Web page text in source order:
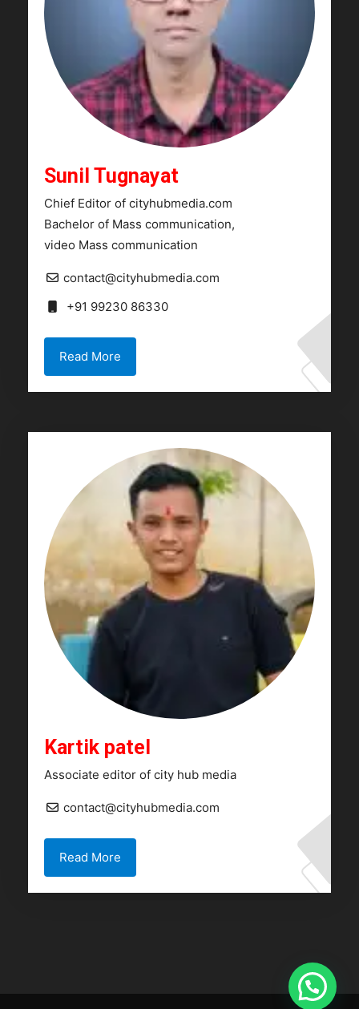
Sunil Tugnayat
Chief Editor of cityhubmedia.com
Bachelor of Mass communication,
video Mass communication
contact@cityhubmedia.com
+91 99230 86330
Read More
Kartik patel
Associate editor of city hub media
contact@cityhubmedia.com
Read More